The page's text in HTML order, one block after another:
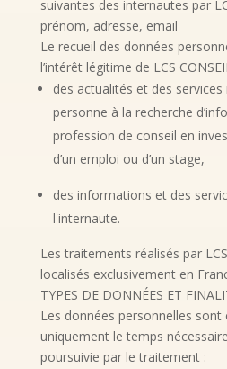
suivantes des internautes par
prénom, adresse, email
Le recueil des données
l’intérêt légitime de LCS
des actualités et des
personne à la recherche
profession de conseil en
d’un emploi ou d’un stage,
des informations et des
l'internaute.
Les traitements réalisés par
localisés exclusivement en
TYPES DE DONNÉES ET
Les données personnelles sont
uniquement le temps
poursuivie par le traitement :